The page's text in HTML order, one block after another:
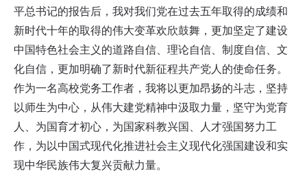
平总书记的报告后，我对我们党在过去五年取得的成绩和
新时代十年的取得的伟大变革欢欣鼓舞，更加坚定了建设
中国特色社会主义的道路自信、理论自信、制度自信、文
化自信，更加明确了新时代新征程共产党人的使命任务。
作为一名高校党务工作者，我将以更加昂扬的斗志，坚持
以师生为中心，从伟大建党精神中汲取力量，坚守为党育
人、为国育才初心，为国家科教兴国、人才强国努力工
作，为以中国式现代化推进社会主义现代化强国建设和实
现中华民族伟大复兴贡献力量。